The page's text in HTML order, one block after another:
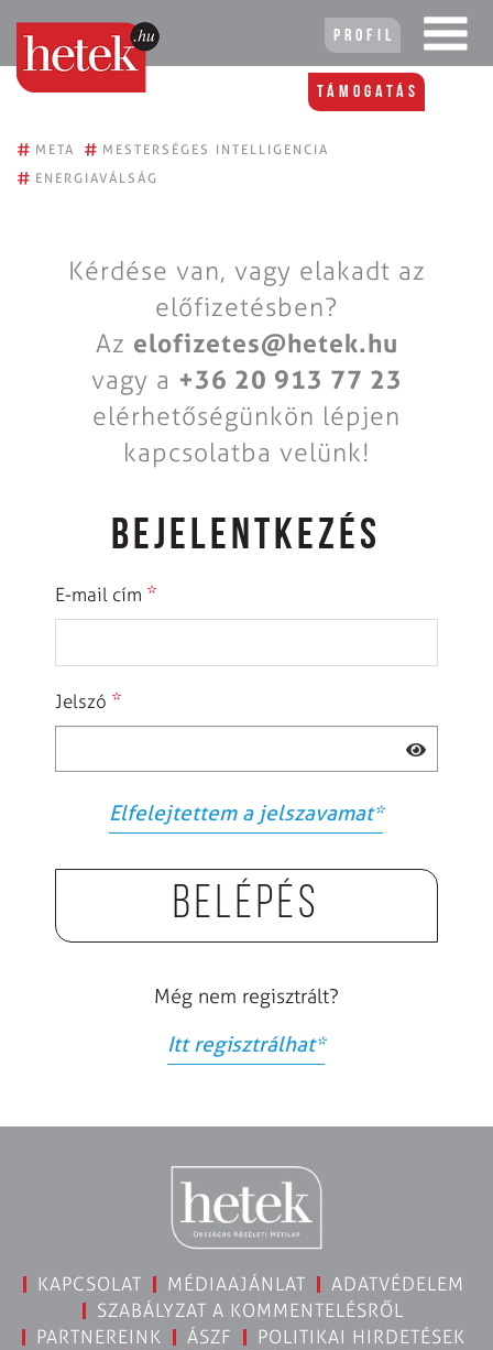
Profil
Támogatás
# META # MESTERSÉGES INTELLIGENCIA
# ENERGIAVÁLSÁG
Kérdése van, vagy elakadt az
előfizetésben?
Az elofizetes@hetek.hu
vagy a +36 20 913 77 23
elérhetőségünkön lépjen
kapcsolatba velünk!
BEJELENTKEZÉS
E-mail cím *
Jelszó *
Elfelejtettem a jelszavamat*
Belépés
Még nem regisztrált?
Itt regisztrálhat*
KAPCSOLAT MÉDIAAJÁNLAT
ADATVÉDELEM
SZABÁLYZAT A KOMMENTELÉSRŐL
PARTNEREINK
ÁSZF
POLITIKAI HIRDETÉSEK